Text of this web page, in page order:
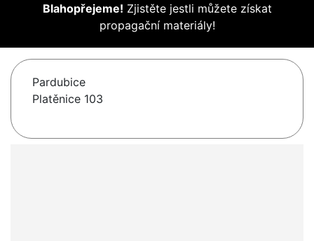
Blahopřejeme! Zjistěte jestli můžete získat
propagační materiály!
Pardubice
Platěnice 103